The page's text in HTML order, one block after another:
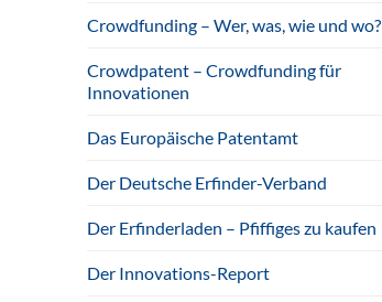
Crowdfunding – Wer, was, wie und wo?
Crowdpatent – Crowdfunding für
Innovationen
Das Europäische Patentamt
Der Deutsche Erfinder-Verband
Der Erfinderladen – Pfiffiges zu kaufen
Der Innovations-Report